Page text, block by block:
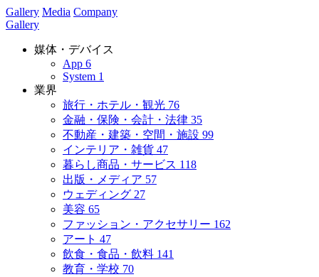
Gallery Media Company
Gallery
媒体・デバイス
App 6
System 1
業界
旅行・ホテル・観光 76
金融・保険・会計・法律 35
不動産・建築・空間・施設 99
インテリア・雑貨 47
暮らし商品・サービス 118
出版・メディア 57
ウェディング 27
美容 65
ファッション・アクセサリー 162
アート 47
飲食・食品・飲料 141
教育・学校 70